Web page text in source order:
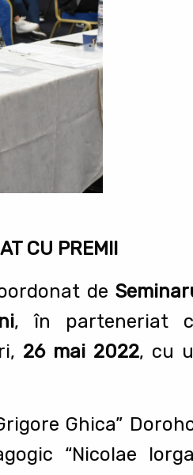
CU PREMII
de
, în parteneriat
26 mai 2022, cu
Ghica”
“Nicolae